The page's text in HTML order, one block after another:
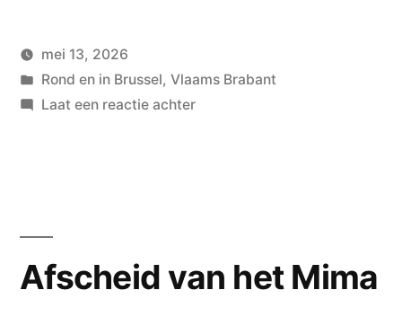
Geplaatst
door
wouterpinkhof
mei 13, 2026
Geplaatst
in
Rond en in Brussel, Vlaams Brabant
Laat een reactie achterop
Afscheid van het Mima